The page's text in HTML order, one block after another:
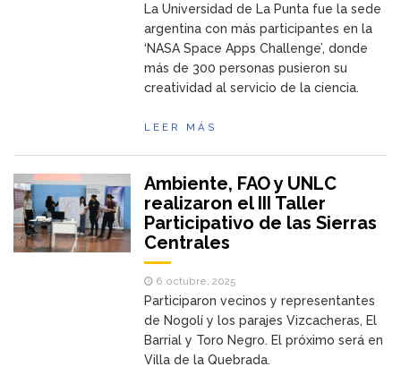
La Universidad de La Punta fue la sede
argentina con más participantes en la
‘NASA Space Apps Challenge’, donde
más de 300 personas pusieron su
creatividad al servicio de la ciencia.
LEER MÁS
Ambiente, FAO y UNLC
realizaron el III Taller
Participativo de las Sierras
Centrales
6 octubre, 2025
Participaron vecinos y representantes
de Nogolí y los parajes Vizcacheras, El
Barrial y Toro Negro. El próximo será en
Villa de la Quebrada.